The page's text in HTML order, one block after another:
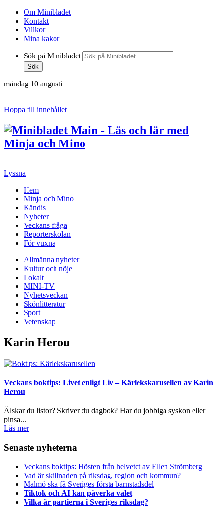
Om Minibladet
Kontakt
Villkor
Mina kakor
Sök på Minibladet
Sök
måndag 10 augusti
Hoppa till innehållet
Lyssna
Hem
Minja och Mino
Kändis
Nyheter
Veckans fråga
Reporterskolan
För vuxna
Allmänna nyheter
Kultur och nöje
Lokalt
MINI-TV
Nyhetsveckan
Skönlitteratur
Sport
Vetenskap
Karin Herou
Veckans boktips: Livet enligt Liv – Kärlekskarusellen av Karin
Herou
Älskar du listor? Skriver du dagbok? Har du jobbiga syskon eller
pinsa...
Läs mer
Senaste nyheterna
Veckans boktips: Hösten från helvetet av Ellen Strömberg
Vad är skillnaden på riksdag, region och kommun?
Malmö ska få Sveriges första barnstadsdel
Tiktok och AI kan påverka valet
Vilka är partierna i Sveriges riksdag?